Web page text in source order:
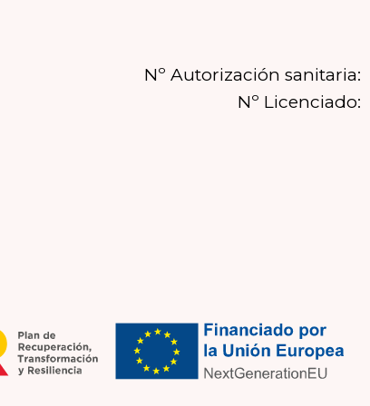
Nº Autorización sanitaria:
Nº Licenciado: